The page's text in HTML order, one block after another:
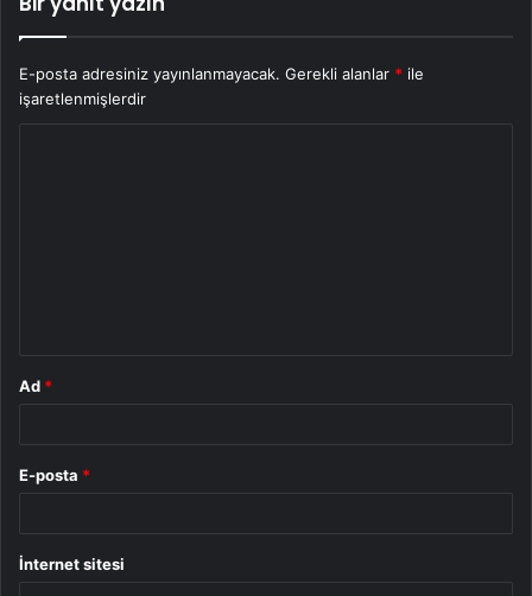
E-posta adresiniz yayınlanmayacak. Gerekli alanlar * ile
işaretlenmişlerdir
Ad *
E-posta *
İnternet sitesi